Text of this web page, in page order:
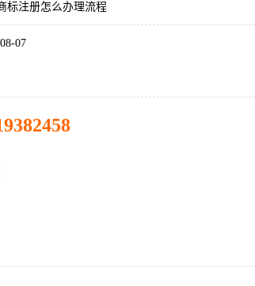
标注册怎么办理流程
07